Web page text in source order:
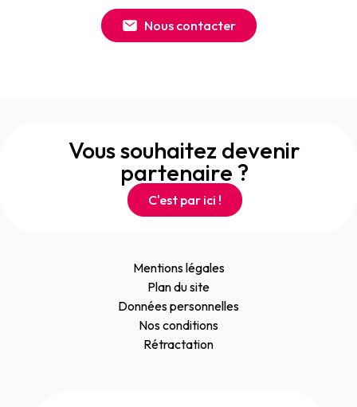
Nous contacter
Vous souhaitez devenir
partenaire ?
C'est par ici !
Mentions légales
Plan du site
Données personnelles
Nos conditions
Rétractation